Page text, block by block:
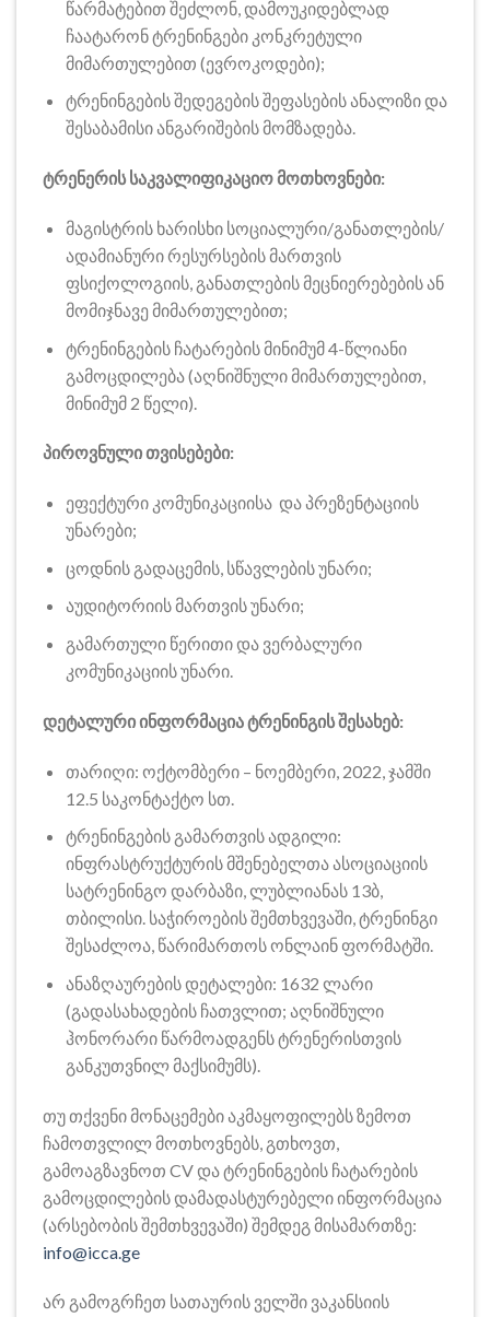
წარმატებით შეძლონ, დამოუკიდებლად
ჩაატარონ ტრენინგები კონკრეტული
მიმართულებით (ევროკოდები);
ტრენინგების შედეგების შეფასების ანალიზი და
შესაბამისი ანგარიშების მომზადება.
ტრენერის საკვალიფიკაციო მოთხოვნები:
მაგისტრის ხარისხი სოციალური/განათლების/
ადამიანური რესურსების მართვის
ფსიქოლოგიის, განათლების მეცნიერებების ან
მომიჯნავე მიმართულებით;
ტრენინგების ჩატარების მინიმუმ 4-წლიანი
გამოცდილება (აღნიშნული მიმართულებით,
მინიმუმ 2 წელი).
პიროვნული თვისებები:
ეფექტური კომუნიკაციისა და პრეზენტაციის
უნარები;
ცოდნის გადაცემის, სწავლების უნარი;
აუდიტორიის მართვის უნარი;
გამართული წერითი და ვერბალური
კომუნიკაციის უნარი.
დეტალური ინფორმაცია ტრენინგის შესახებ:
თარიღი: ოქტომბერი – ნოემბერი, 2022, ჯამში
12.5 საკონტაქტო სთ.
ტრენინგების გამართვის ადგილი:
ინფრასტრუქტურის მშენებელთა ასოციაციის
სატრენინგო დარბაზი, ლუბლიანას 13ბ,
თბილისი. საჭიროების შემთხვევაში, ტრენინგი
შესაძლოა, წარიმართოს ონლაინ ფორმატში.
ანაზღაურების დეტალები: 1632 ლარი
(გადასახადების ჩათვლით; აღნიშნული
ჰონორარი წარმოადგენს ტრენერისთვის
განკუთვნილ მაქსიმუმს).
თუ თქვენი მონაცემები აკმაყოფილებს ზემოთ
ჩამოთვლილ მოთხოვნებს, გთხოვთ,
გამოაგზავნოთ CV და ტრენინგების ჩატარების
გამოცდილების დამადასტურებელი ინფორმაცია
(არსებობის შემთხვევაში) შემდეგ მისამართზე:
info@icca.ge
არ გამოგრჩეთ სათაურის ველში ვაკანსიის